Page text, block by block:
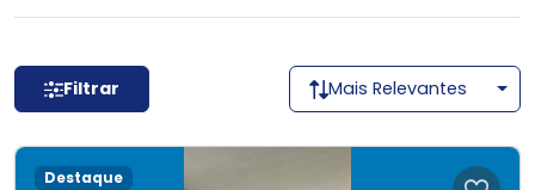
Filtrar Mais Relevantes
Destaque